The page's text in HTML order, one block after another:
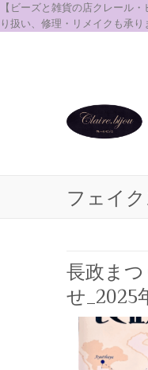
【ビーズと雑貨の店クレール
り扱い、修理・リメイクも承り
フェイ
長政ま
せ_2025